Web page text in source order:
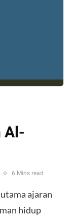
Al-
6 Mins read
ajaran
hidup